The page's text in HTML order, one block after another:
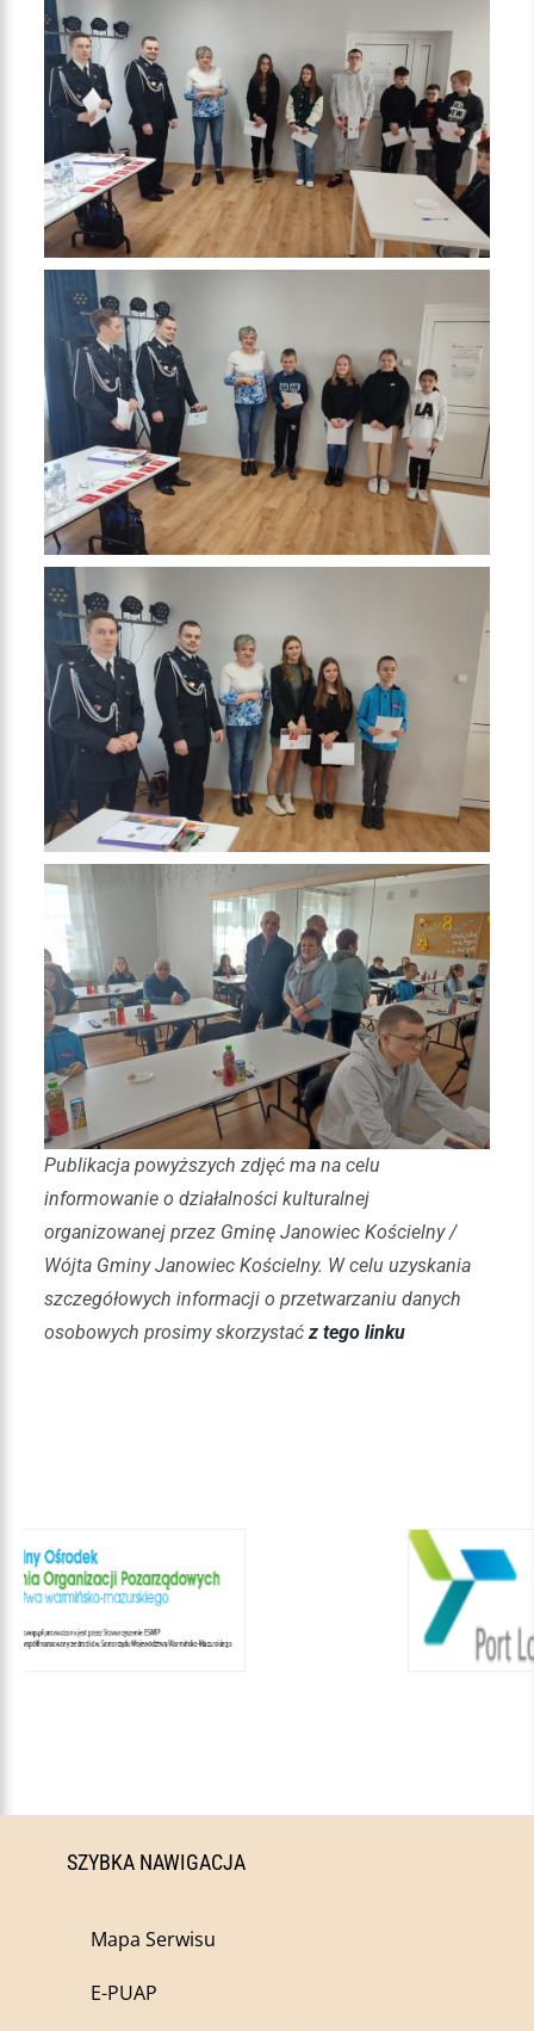
Publikacja powyższych zdjęć ma na celu
informowanie o działalności kulturalnej
organizowanej przez Gminę Janowiec Kościelny /
Wójta Gminy Janowiec Kościelny. W celu uzyskania
szczegółowych informacji o przetwarzaniu danych
osobowych prosimy skorzystaćz tego linku
SZYBKA NAWIGACJA
Mapa Serwisu
E-PUAP